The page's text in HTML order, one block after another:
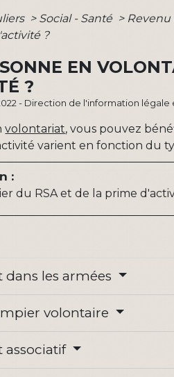
> Social - Santé > Revenu
?
EN
?
- Direction de l'information
volontariat, vous pouvez
varient en fonction du
:
du RSA et de la prime
dans les armées
volontaire
associatif